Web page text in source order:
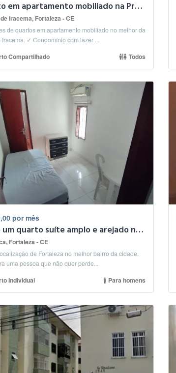
Quarto em apartamento mobiliado na Praia de Iracema.
Iracema, Fortaleza - CE
de quartos em apartamento mobiliado no melhor da
Praia de Iracema. ✓ Condomínio com lazer ...
Compartilhado Todos
por mês
Alugo um quarto suíte amplo e arejado no bairro Benfica.
Fortaleza - CE
de Fortaleza no melhor bairro da cidade.
uma pessoa que não quer perde...
Individual Para homens